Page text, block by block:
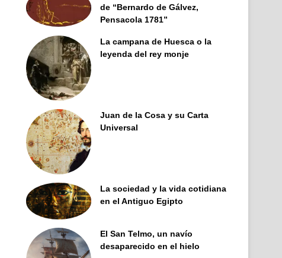
de “Bernardo de Gálvez,
Pensacola 1781”
La campana de Huesca o la
leyenda del rey monje
Juan de la Cosa y su Carta
Universal
La sociedad y la vida cotidiana
en el Antiguo Egipto
El San Telmo, un navío
desaparecido en el hielo